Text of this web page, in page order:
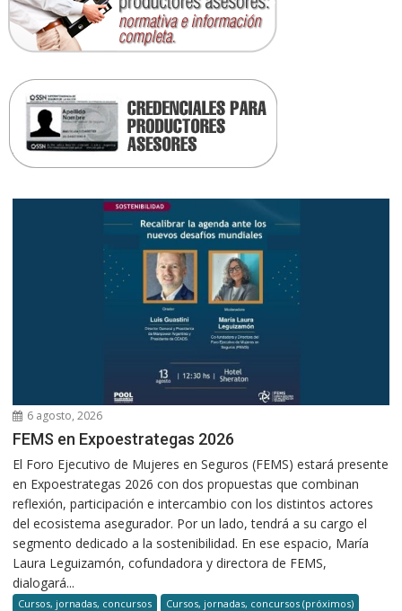
6 agosto, 2026
FEMS en Expoestrategas 2026
El Foro Ejecutivo de Mujeres en Seguros (FEMS) estará presente
en Expoestrategas 2026 con dos propuestas que combinan
reflexión, participación e intercambio con los distintos actores
del ecosistema asegurador. Por un lado, tendrá a su cargo el
segmento dedicado a la sostenibilidad. En ese espacio, María
Laura Leguizamón, cofundadora y directora de FEMS,
dialogará...
Cursos, jornadas, concursos Cursos, jornadas, concursos (próximos)